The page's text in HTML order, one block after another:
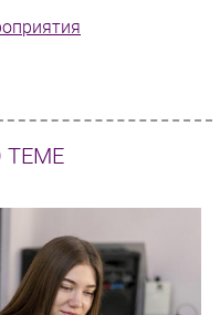
ТЕМЕ